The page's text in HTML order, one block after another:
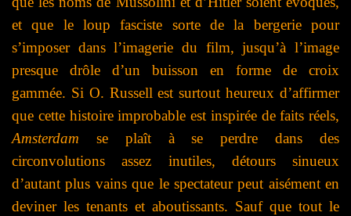
et que le loup fasciste sorte de la bergerie pour
s’imposer dans l’imagerie du film, jusqu’à l’image
presque drôle d’un buisson en forme de croix
gammée. Si O. Russell est surtout heureux d’affirmer
que cette histoire improbable est inspirée de faits réels,
Amsterdam se plaît à se perdre dans des
circonvolutions assez inutiles, détours sinueux
d’autant plus vains que le spectateur peut aisément en
deviner les tenants et aboutissants. Sauf que tout le